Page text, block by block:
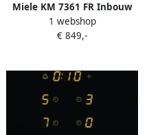
Miele KM 7361 FR Inbouw
inductiekookplaat Grijs
1 webshop
€ 849,-